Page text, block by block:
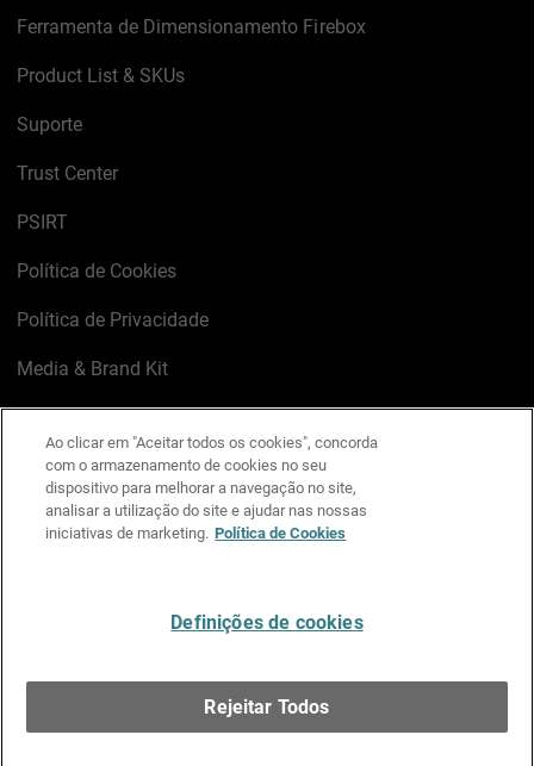
Ferramenta de Dimensionamento Firebox
Product List & SKUs
Suporte
Trust Center
PSIRT
Política de Cookies
Política de Privacidade
Media & Brand Kit
LinkedIn
X FacebookInstagram
YouTube
Ao clicar em "Aceitar todos os cookies", concorda
com o armazenamento de cookies no seu
dispositivo para melhorar a navegação no site,
analisar a utilização do site e ajudar nas nossas
iniciativas de marketing. Política de Cookies
Definições de cookies
Rejeitar Todos